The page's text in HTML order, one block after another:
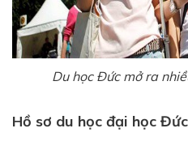
Du học Đức mở ra
Hồ sơ du học đại học Đức